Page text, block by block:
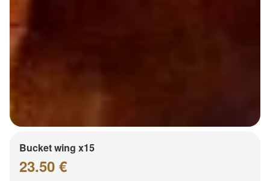
Bucket wing x15
23.50 €